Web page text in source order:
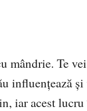
mândrie. Te
influențează
iar acest lucru